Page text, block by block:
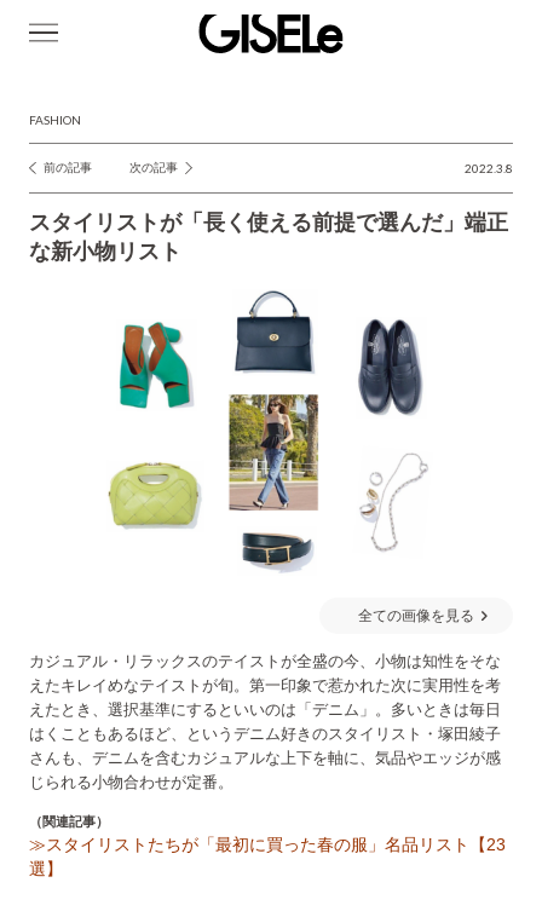
FASHION
投
稿
ナ
前の記事 次の記事 2022.3.8
スタイリストが「長く使える前提で選んだ」端正
な新小物リスト
全ての画像を見る
カジュアル・リラックスのテイストが全盛の今、小物は知性をそな
えたキレイめなテイストが旬。第一印象で惹かれた次に実用性を考
えたとき、選択基準にするといいのは「デニム」。多いときは毎日
はくこともあるほど、というデニム好きのスタイリスト・塚田綾子
さんも、デニムを含むカジュアルな上下を軸に、気品やエッジが感
じられる小物合わせが定番。
（関連記事）
≫スタイリストたちが「最初に買った春の服」名品リスト【23
選】